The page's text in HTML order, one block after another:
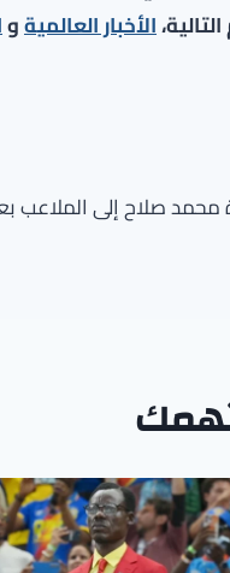
الأخبار العالميةو
صلاح إلى الملاعب
تهمك